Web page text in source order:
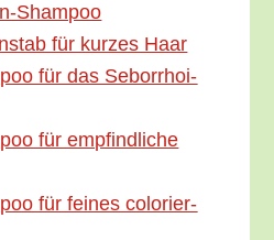
Shampoo
für kur­zes Haar
für das Sebor­rhoi­
für emp­find­li­che
für fei­nes colo­rier­